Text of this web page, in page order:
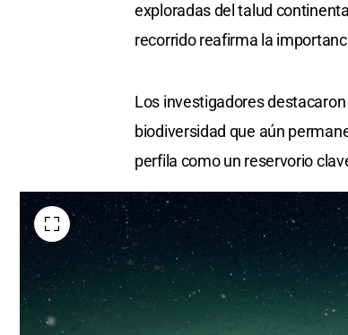
exploradas del talud
recorrido reafirma la
Los investigadores
biodiversidad que aún
perfila como un reservorio